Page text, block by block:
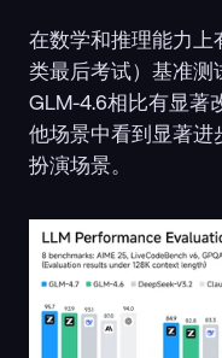
在数学和推理能力上
类最后考试）基准测
GLM-4.6相比有显著
他场景中看到显著
扮演场景。